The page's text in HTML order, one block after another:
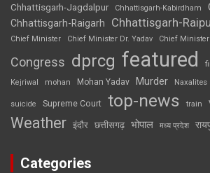
Chhattisgarh-Jagdalpur Chhattisgarh-Kabirdham
Chhattisgarh-Raigarh Chhattisgarh-
Chief Minister
Chief Minister Dr. Yadav Chief Minister
Congress dprcg featured
Kejriwal mohan Mohan Yadav Murder Naxalites
suicide Supreme Court top-news train
Weather इंदौर छत्तीसगढ़ भोपाल मध्य प्रदेश
Categories